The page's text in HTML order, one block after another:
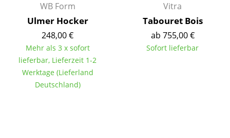
Einzelteile
... alle Sitzmöbel
Tische
Esstische
WB Form
Ulmer Hocker
248,00 €
Mehr als 3 x sofort
lieferbar, Lieferzeit 1-2
Werktage (Lieferland
Deutschland)
Vitra
Tabouret Bois
ab 755,00 €
Sofort lieferbar